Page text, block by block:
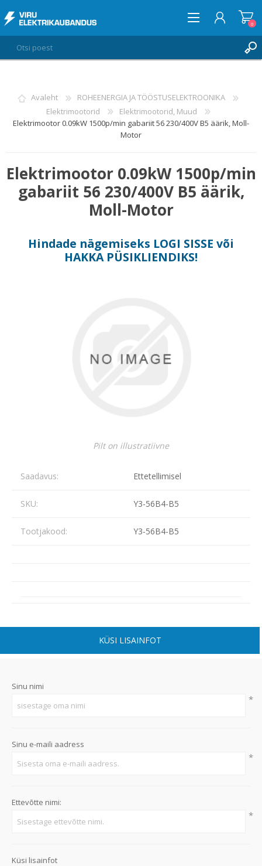
LOGI SISSE
SOOVIKORV
0
0
Avaleht
ROHEENERGIA JA TÖÖSTUSELEKTROONIKA
Elektrimootorid
Elektrimootorid, Muud
Elektrimootor 0.09kW 1500p/min gabariit 56 230/400V B5 äärik, Moll-
Motor
Elektrimootor 0.09kW 1500p/min
gabariit 56 230/400V B5 äärik,
Moll-Motor
Hindade nägemiseks LOGI SISSE või
HAKKA PÜSIKLIENDIKS!
Pilt on illustratiivne
Saadavus: Ettetellimisel
SKU: Y3-56B4-B5
Tootjakood: Y3-56B4-B5
KÜSI LISAINFOT
Sinu nimi
*
Sinu e-maili aadress
*
Ettevõtte nimi:
*
Küsi lisainfot